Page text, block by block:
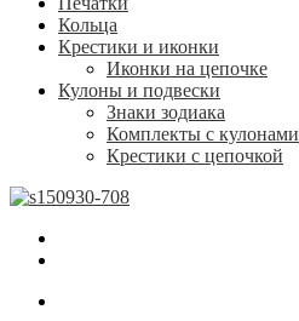
Кольца
Крестики и иконки
Иконки на цепочке
Кулоны и подвески
Знаки зодиака
Комплекты с кулонами
Крестики с цепочкой